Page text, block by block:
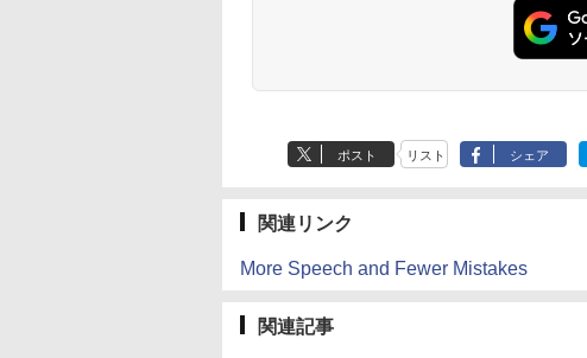
ポスト リスト シェア
関連リンク
More Speech and Fewer Mistakes
関連記事